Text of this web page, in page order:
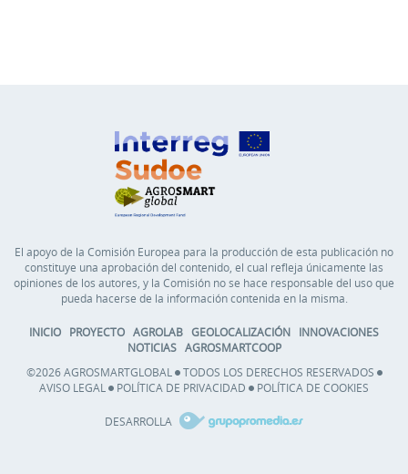
El apoyo de la Comisión Europea para la producción de esta publicación no
constituye una aprobación del contenido, el cual refleja únicamente las
opiniones de los autores, y la Comisión no se hace responsable del uso que
pueda hacerse de la información contenida en la misma.
INICIO PROYECTO AGROLAB GEOLOCALIZACIÓN
INNOVACIONES
NOTICIAS AGROSMARTCOOP
©2026 AGROSMARTGLOBAL
TODOS LOS DERECHOS RESERVADOS
AVISO LEGAL
POLÍTICA DE PRIVACIDAD POLÍTICA DE COOKIES
DESARROLLA